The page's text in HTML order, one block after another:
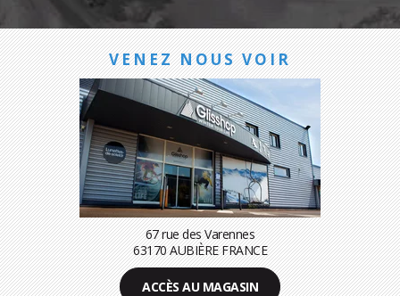
VENEZ NOUS VOIR
67 rue des Varennes
63170 AUBIÈRE FRANCE
ACCÈS AU MAGASIN